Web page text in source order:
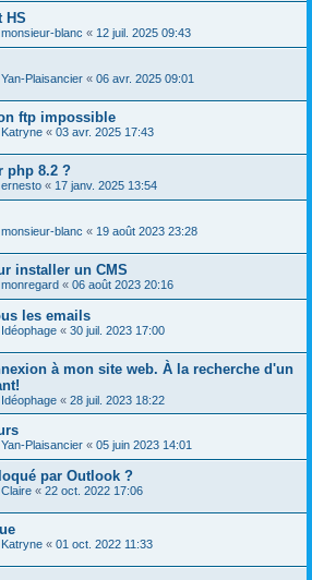
HS
monsieur-blanc « 12 juil. 2025 09:43
Yan-Plaisancier « 06 avr. 2025 09:01
ftp impossible
Katryne « 03 avr. 2025 17:43
php 8.2 ?
ernesto « 17 janv. 2025 13:54
monsieur-blanc « 19 août 2023 23:28
installer un CMS
monregard « 06 août 2023 20:16
les emails
Idéophage « 30 juil. 2023 17:00
à mon site web. À la recherche d'un
Idéophage « 28 juil. 2023 18:22
Yan-Plaisancier « 05 juin 2023 14:01
par Outlook ?
Claire « 22 oct. 2022 17:06
Katryne « 01 oct. 2022 11:33